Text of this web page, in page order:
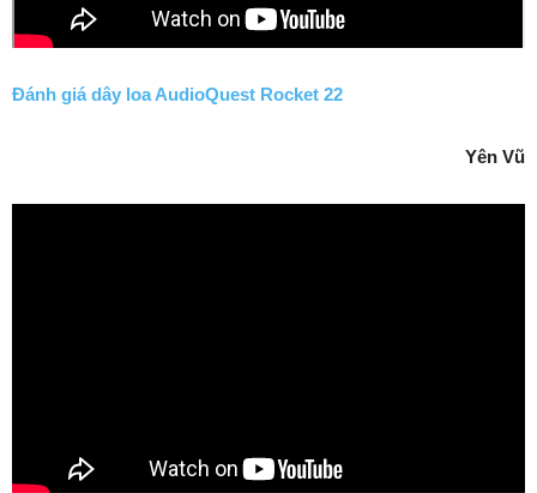
Đánh giá dây loa AudioQuest Rocket 22
Yên Vũ